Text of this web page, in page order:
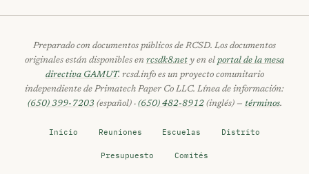
Preparado con documentos públicos de RCSD. Los documentos
originales están disponibles en rcsdk8.net y en el portal de la mesa
directiva GAMUT. rcsd.info es un proyecto comunitario
independiente de Primatech Paper Co LLC. Línea de información:
(650) 399-7203 (español) · (650) 482-8912(inglés) — términos.
Inicio Reuniones Escuelas Distrito
Presupuesto Comités